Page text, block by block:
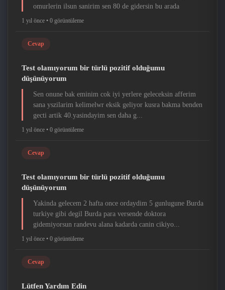
omurlerin ilsun sanirim sen 80 de gidersin bu arada
1 yıl önce • 0 görüntüleme
Cevap
Test olamıyorum bir türlü pozitif olduğumu
düşünüyorum
Sen onune bak eminim cok iyi yerlere geleceksin afferim
sana yszilarim kelimelwr eksik geliyor kusra bakma benden
gecti artik 40.yasindayim sen daha g...
1 yıl önce • 0 görüntüleme
Cevap
Test olamıyorum bir türlü pozitif olduğumu
düşünüyorum
Yakinda gelecem 2 hafta once ordaydim 5 gunlugune Burda
turkiye gibi degil Burda para versende doktora
gidemiyorsun randevu alana kadarda canin cikiyo...
1 yıl önce • 0 görüntüleme
Cevap
Lütfen Yardım Edin